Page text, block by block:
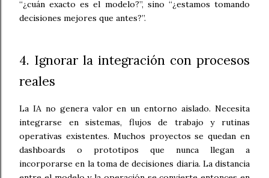
“¿cuán exacto es el modelo?”, sino “¿estamos tomando
decisiones mejores que antes?”.
4. Ignorar la integración con procesos
reales
La IA no genera valor en un entorno aislado. Necesita
integrarse en sistemas, flujos de trabajo y rutinas
operativas existentes. Muchos proyectos se quedan en
dashboards o prototipos que nunca llegan a
incorporarse en la toma de decisiones diaria. La distancia